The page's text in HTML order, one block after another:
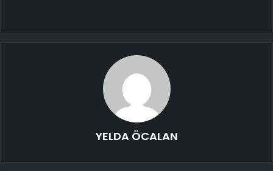
YELDA ÖCALAN